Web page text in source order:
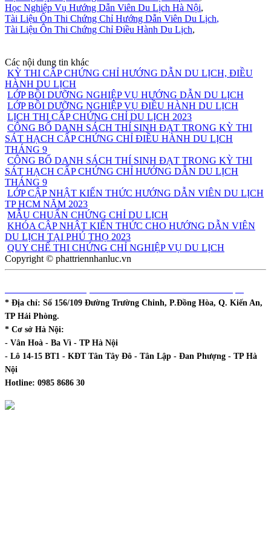
Học Nghiệp Vụ Hướng Dẫn Viên Du Lịch Hà Nội,
Tài Liệu Ôn Thi Chứng Chỉ Hướng Dẫn Viên Du Lịch,
Tài Liệu Ôn Thi Chứng Chỉ Điều Hành Du Lịch,
Các nội dung tin khác
KỲ THI CẤP CHỨNG CHỈ HƯỚNG DẪN DU LỊCH, ĐIỀU
HÀNH DU LỊCH
LỚP BỒI DƯỠNG NGHIỆP VỤ HƯỚNG DẪN DU LỊCH
LỚP BỒI DƯỠNG NGHIỆP VỤ ĐIỀU HÀNH DU LỊCH
LỊCH THI CẤP CHỨNG CHỈ DU LỊCH 2023
CÔNG BỐ DANH SÁCH THÍ SINH ĐẠT TRONG KỲ THI
SÁT HẠCH CẤP CHỨNG CHỈ ĐIỀU HÀNH DU LỊCH
THÁNG 9
CÔNG BỐ DANH SÁCH THÍ SINH ĐẠT TRONG KỲ THI
SÁT HẠCH CẤP CHỨNG CHỈ HƯỚNG DẪN DU LỊCH
THÁNG 9
LỚP CẬP NHẬT KIẾN THỨC HƯỚNG DẪN VIÊN DU LỊCH
TP HCM NĂM 2023
MẪU CHUẨN CHỨNG CHỈ DU LỊCH
KHÓA CẬP NHẬT KIẾN THỨC CHO HƯỚNG DẪN VIÊN
DU LỊCH TẠI PHÚ THỌ 2023
QUY CHẾ THI CHỨNG CHỈ NGHIỆP VỤ DU LỊCH
Copyright © phattriennhanluc.vn
* Địa chỉ: Số 156/109 Đường Trường Chinh, P.Đồng Hòa, Q. Kiến An,
TP Hải Phòng.
* Cơ sở Hà Nội:
- Vân Hoà - Ba Vì - TP Hà Nội
- Lô 14-15 BT1 - KĐT Tân Tây Đô - Tân Lập - Đan Phượng - TP Hà
Nội
Hotline: 0985 8686 30